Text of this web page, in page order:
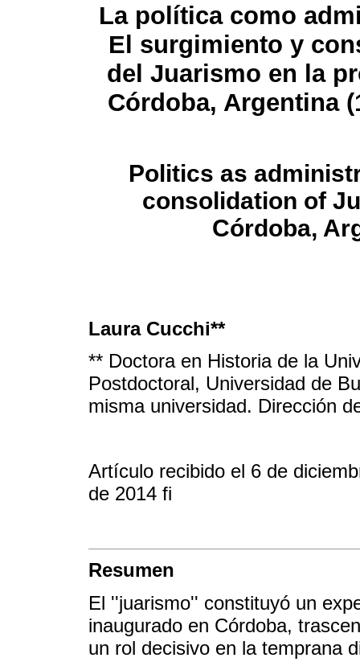
La política como
El surgimiento y
del Juarismo en la
Córdoba, Argentina
Politics as
consolidation of
Córdoba,
Laura Cucchi**
** Doctora en Historia de la
Postdoctoral, Universidad de
misma universidad. Dirección
Artículo recibido el 6 de
de 2014 fi
Resumen
El ''juarismo'' constituyó un
inaugurado en Córdoba,
un rol decisivo en la temprana